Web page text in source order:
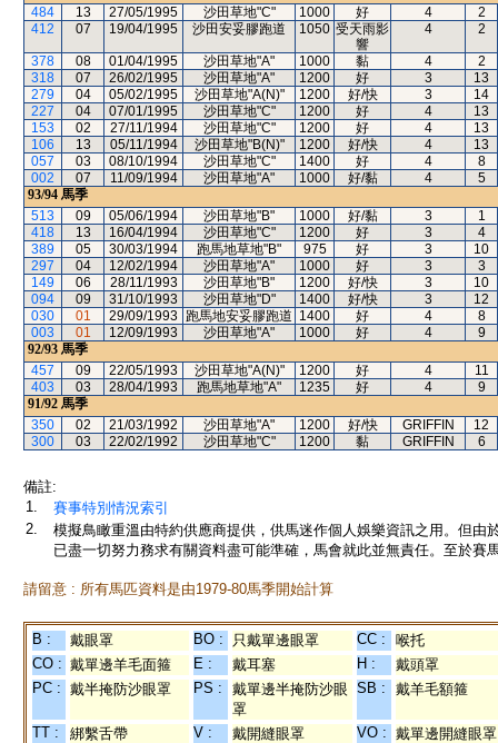
484
13 27/05/1995 沙田草地"C" 1000 好 4
2
412
07 19/04/1995 沙田安妥膠跑道 1050 受天雨影
響
4 2
378 08 01/04/1995 沙田草地"A" 1000 黏 4
2
318
07 26/02/1995 沙田草地"A" 1200 好 3
13
279
04 05/02/1995 沙田草地"A(N)" 1200 好/快 3
14
227
04 07/01/1995 沙田草地"C" 1200 好 4
13
153
02 27/11/1994 沙田草地"C" 1200 好 4
13
106
13 05/11/1994 沙田草地"B(N)" 1200 好/快 4
13
057
03 08/10/1994 沙田草地"C" 1400 好 4
8
002
07 11/09/1994 沙田草地"A" 1000 好/黏 4
5
93/94 馬季
513
09 05/06/1994 沙田草地"B" 1000 好/黏 3
1
418
13 16/04/1994 沙田草地"C" 1200 好 3
4
389
05 30/03/1994 跑馬地草地"B" 975 好 3
10
297
04 12/02/1994 沙田草地"A" 1000 好 3
3
149
06 28/11/1993 沙田草地"B" 1200 好/快 3
10
094
09 31/10/1993 沙田草地"D" 1400 好/快 3
12
030
01 29/09/1993 跑馬地安妥膠跑道 1400 好 4
8
003
01 12/09/1993 沙田草地"A" 1000 好 4
9
92/93 馬季
457
09 22/05/1993 沙田草地"A(N)" 1200 好 4
11
403
03 28/04/1993 跑馬地草地"A" 1235 好 4
9
91/92 馬季
350
02 21/03/1992 沙田草地"A" 1200 好/快 GRIFFIN
12
300
03 22/02/1992 沙田草地"C" 1200 黏 GRIFFIN 6
備註:
1.
賽事特別情況索引
2.
模擬鳥瞰重溫由特約供應商提供，供馬迷作個人娛樂資訊之用。但
已盡一切努力務求有關資料盡可能準確，馬會就此並無責任。至於賽
請留意 : 所有馬匹資料是由1979-80馬季開始計算
B : 戴眼罩 BO : 只戴單邊眼罩 CC :
喉托
CO : 戴單邊羊毛面箍 E : 戴耳塞 H :
戴頭罩
PC : 戴半掩防沙眼罩 PS :
戴單邊半掩防沙眼
罩
SB : 戴羊毛額箍
TT : 綁繫舌帶 V : 戴開縫眼罩 VO : 戴單邊開縫眼罩